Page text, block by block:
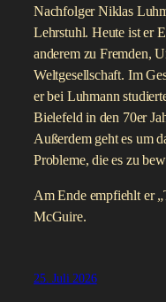
Nachfolger Niklas
Lehrstuhl. Heute ist er
anderem zu Fremden,
Weltgesellschaft. Im
er bei Luhmann
Bielefeld in den 70er
Außerdem geht es um
Probleme, die es zu
Am Ende empfiehlt er
McGuire.
25. Juli 2026